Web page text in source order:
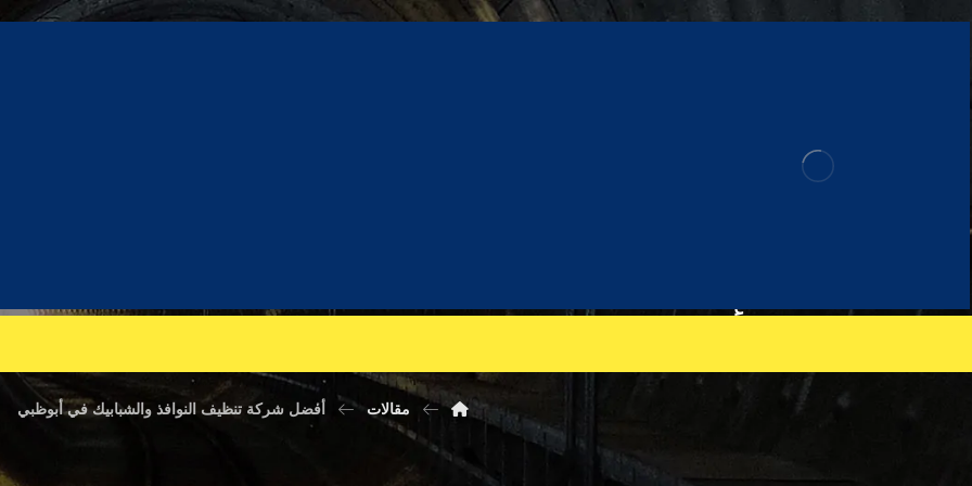
أفضل شركة تنظيف النوافذ
مقالات أفضل شركة تنظيف النوافذ والشبابيك في أبوظبي